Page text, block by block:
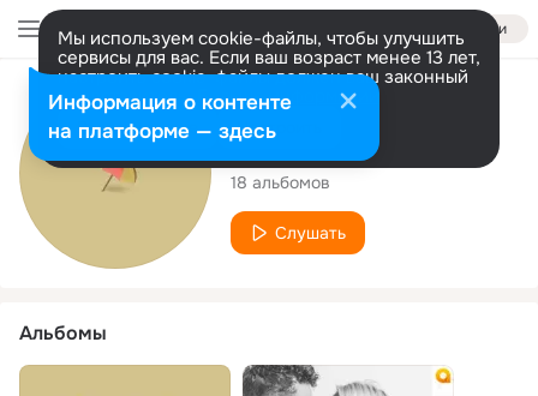
Войти
Мы используем cookie-файлы, чтобы улучшить
сервисы для вас. Если ваш возраст менее 13 лет,
настроить cookie-файлы должен ваш законный
представитель. Больше информации
Разрешить все Настроить
Исполнитель
Zakarias
18 альбомов
Слушать
Альбомы
Информация о контенте
на платформе — здесь